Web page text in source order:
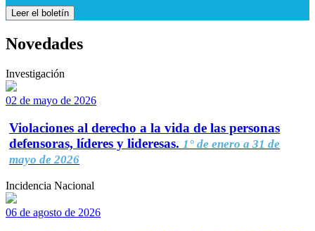
Leer el boletín
Novedades
Investigación
02 de mayo de 2026
Violaciones al derecho a la vida de las personas
defensoras, líderes y lideresas. 1° de enero a 31 de
mayo de 2026
Incidencia Nacional
06 de agosto de 2026